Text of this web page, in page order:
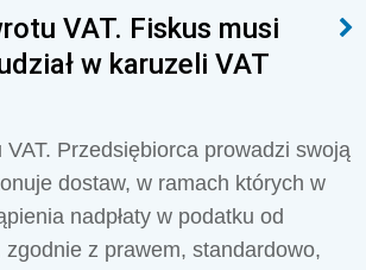
VAT. Fiskus musi
w karuzeli VAT
VAT. Przedsiębiorca prowadzi swoją
dostaw, w ramach których w
nadpłaty w podatku od
zgodnie z prawem, standardowo,